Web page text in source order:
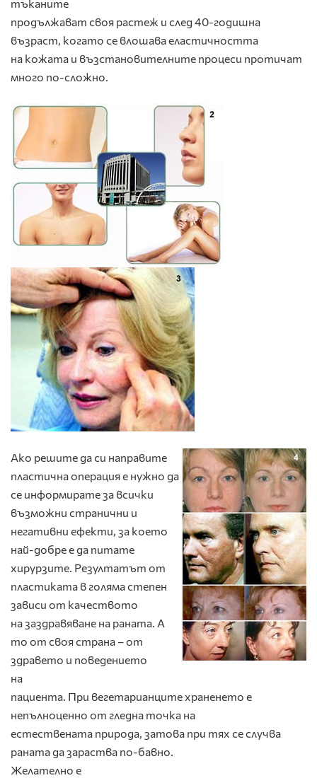
тъканите
продължават своя растеж и след 40-годишна
възраст, когато се влошава еластичността
на кожата и възстановителните процеси протичат
много по-сложно.
Ако решите да си направите
пластична операция е нужно да
се информирате за всички
възможни странични и
негативни ефекти, за което
най-добре е да питате
хирурзите. Резултатът от
пластиката в голяма степен
зависи от качеството
на заздравяване на раната. А
то от своя страна – от
здравето и поведението
на
пациента. При вегетарианците храненето е
непълноценно от гледна точка на
естествената природа, затова при тях се случва
раната да зараства по-бавно.
Желателно е